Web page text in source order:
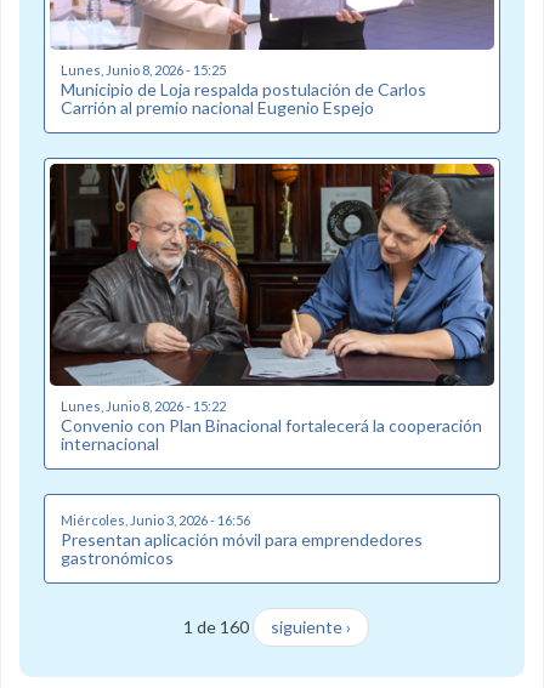
Lunes, Junio 8, 2026 - 15:25
Municipio de Loja respalda postulación de Carlos
Carrión al premio nacional Eugenio Espejo
Lunes, Junio 8, 2026 - 15:22
Convenio con Plan Binacional fortalecerá la cooperación
internacional
Miércoles, Junio 3, 2026 - 16:56
Presentan aplicación móvil para emprendedores
gastronómicos
1 de 160 siguiente ›